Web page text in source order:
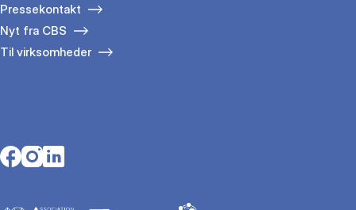
Pressekontakt
Nyt fra CBS
Til virksomheder
Opens in a new tab
Opens in a new tab
Opens in a new tab